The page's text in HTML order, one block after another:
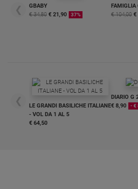
❮
GBABY
€ 34,80 € 21,90 37%
FAMIGLIA
€ 104,00 €
❮
LE GRANDI BASILICHE ITALIANE
- VOL DA 1 AL 5
€ 64,50
DIARIO G
€ 8,90
- €